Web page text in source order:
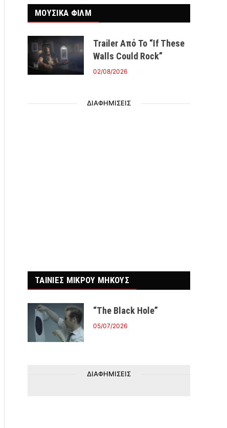
ΜΟΥΣΙΚΑ ΦΙΛΜ
Trailer Από Το “If These
Walls Could Rock”
02/08/2026
ΔΙΑΦΗΜΙΣΕΙΣ
ΤΑΙΝΙΕΣ ΜΙΚΡΟΥ ΜΗΚΟΥΣ
“The Black Hole”
05/07/2026
ΔΙΑΦΗΜΙΣΕΙΣ